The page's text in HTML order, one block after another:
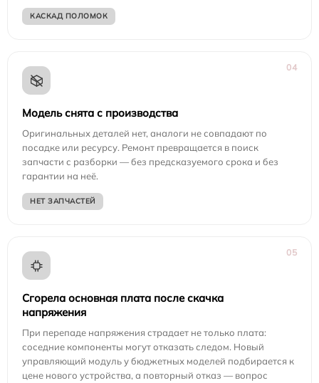
КАСКАД ПОЛОМОК
04
Модель снята с производства
Оригинальных деталей нет, аналоги не совпадают по
посадке или ресурсу. Ремонт превращается в поиск
запчасти с разборки — без предсказуемого срока и без
гарантии на неё.
НЕТ ЗАПЧАСТЕЙ
05
Сгорела основная плата после скачка
напряжения
При перепаде напряжения страдает не только плата:
соседние компоненты могут отказать следом. Новый
управляющий модуль у бюджетных моделей подбирается к
цене нового устройства, а повторный отказ — вопрос